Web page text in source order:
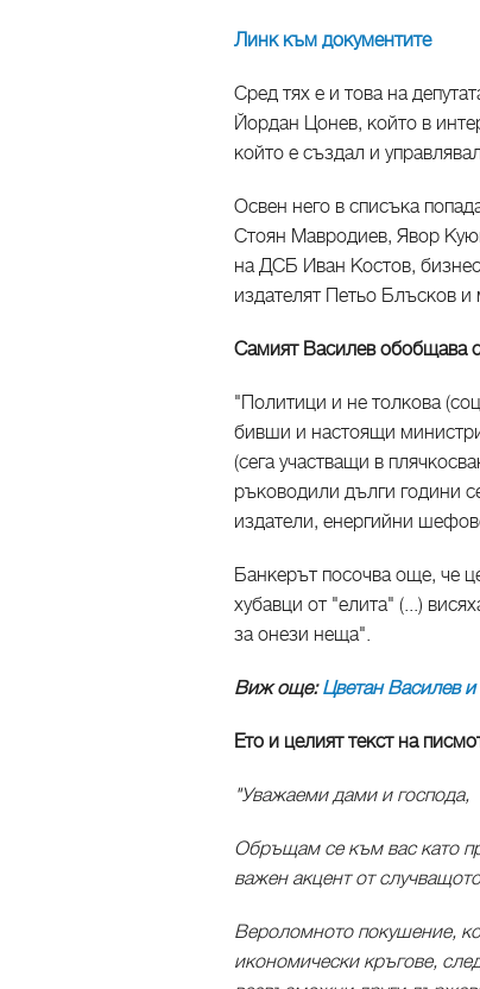
Линк към документите
Сред тях е и това на
Йордан Цонев, който в
който е създал и
Освен него в списъка
Стоян Мавродиев, Явор
на ДСБ Иван Костов,
издателят Петьо Блъсков и
Самият Василев обобщава
"Политици и не толкова
бивши и настоящи
(сега участващи в
ръководили дълги години
издатели, енергийни
Банкерът посочва още, че
хубавци от "елита" (...)
за онези неща".
Виж още:Цветан Василев
Ето и целият текст на
"Уважаеми дами и господа,
Обръщам се към вас като
важен акцент от
Вероломното покушение,
икономически кръгове,